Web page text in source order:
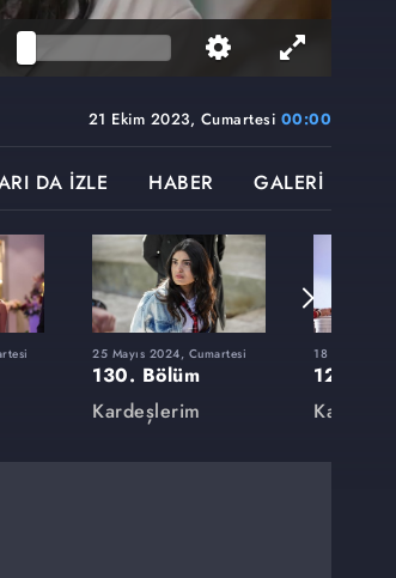
21 Ekim 2023, Cumartesi 00:00
DA İZLE HABER GALERİ
25 Mayıs 2024, Cumartesi
130. Bölüm
Kardeşlerim
18 Mayıs
129.